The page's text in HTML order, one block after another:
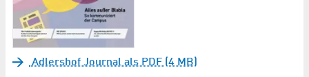
Adlershof Journal als PDF (4 MB)